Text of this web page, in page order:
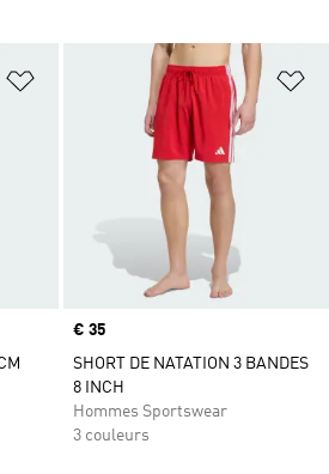
Ajouter à la Liste de produits
Prix
€ 35
SHORT DE NATATION 3 BANDES
8 INCH
Hommes Sportswear
3 couleurs